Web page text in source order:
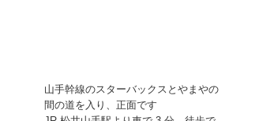
山手幹線のスターバックスとやまやの
間の道を入り、正面です